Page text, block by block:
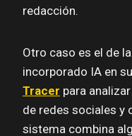
redacción.
Otro caso es el de
incorporado IA en su
Tracer para
de redes sociales y
sistema combina